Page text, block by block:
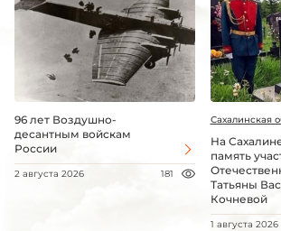
96 лет Воздушно-
десантным войскам
России
2 августа 2026 181
Сахалинская
На
память
Татьяны
Кочневой
1 августа 2026